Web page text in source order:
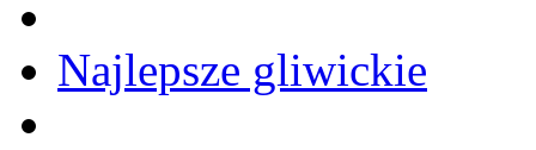
Najlepsze gliwickie